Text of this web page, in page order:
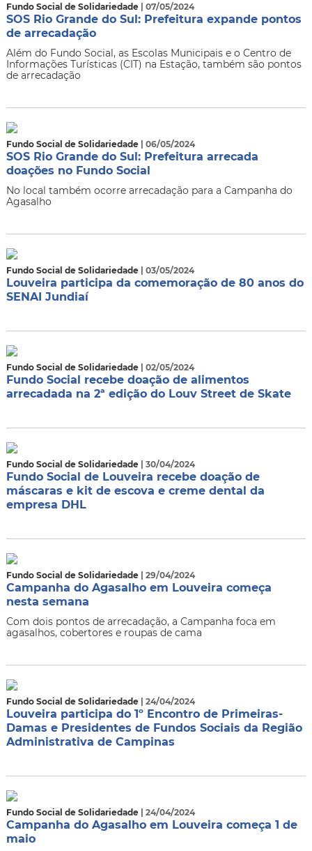
Fundo Social de Solidariedade | 07/05/2024
SOS Rio Grande do Sul: Prefeitura expande pontos
de arrecadação
Além do Fundo Social, as Escolas Municipais e o Centro de
Informações Turísticas (CIT) na Estação, também são pontos
de arrecadação
Fundo Social de Solidariedade | 06/05/2024
SOS Rio Grande do Sul: Prefeitura arrecada
doações no Fundo Social
No local também ocorre arrecadação para a Campanha do
Agasalho
Fundo Social de Solidariedade | 03/05/2024
Louveira participa da comemoração de 80 anos do
SENAI Jundiaí
Fundo Social de Solidariedade | 02/05/2024
Fundo Social recebe doação de alimentos
arrecadada na 2ª edição do Louv Street de Skate
Fundo Social de Solidariedade | 30/04/2024
Fundo Social de Louveira recebe doação de
máscaras e kit de escova e creme dental da
empresa DHL
Fundo Social de Solidariedade | 29/04/2024
Campanha do Agasalho em Louveira começa
nesta semana
Com dois pontos de arrecadação, a Campanha foca em
agasalhos, cobertores e roupas de cama
Fundo Social de Solidariedade | 24/04/2024
Louveira participa do 1º Encontro de Primeiras-
Damas e Presidentes de Fundos Sociais da Região
Administrativa de Campinas
Fundo Social de Solidariedade | 24/04/2024
Campanha do Agasalho em Louveira começa 1 de
maio